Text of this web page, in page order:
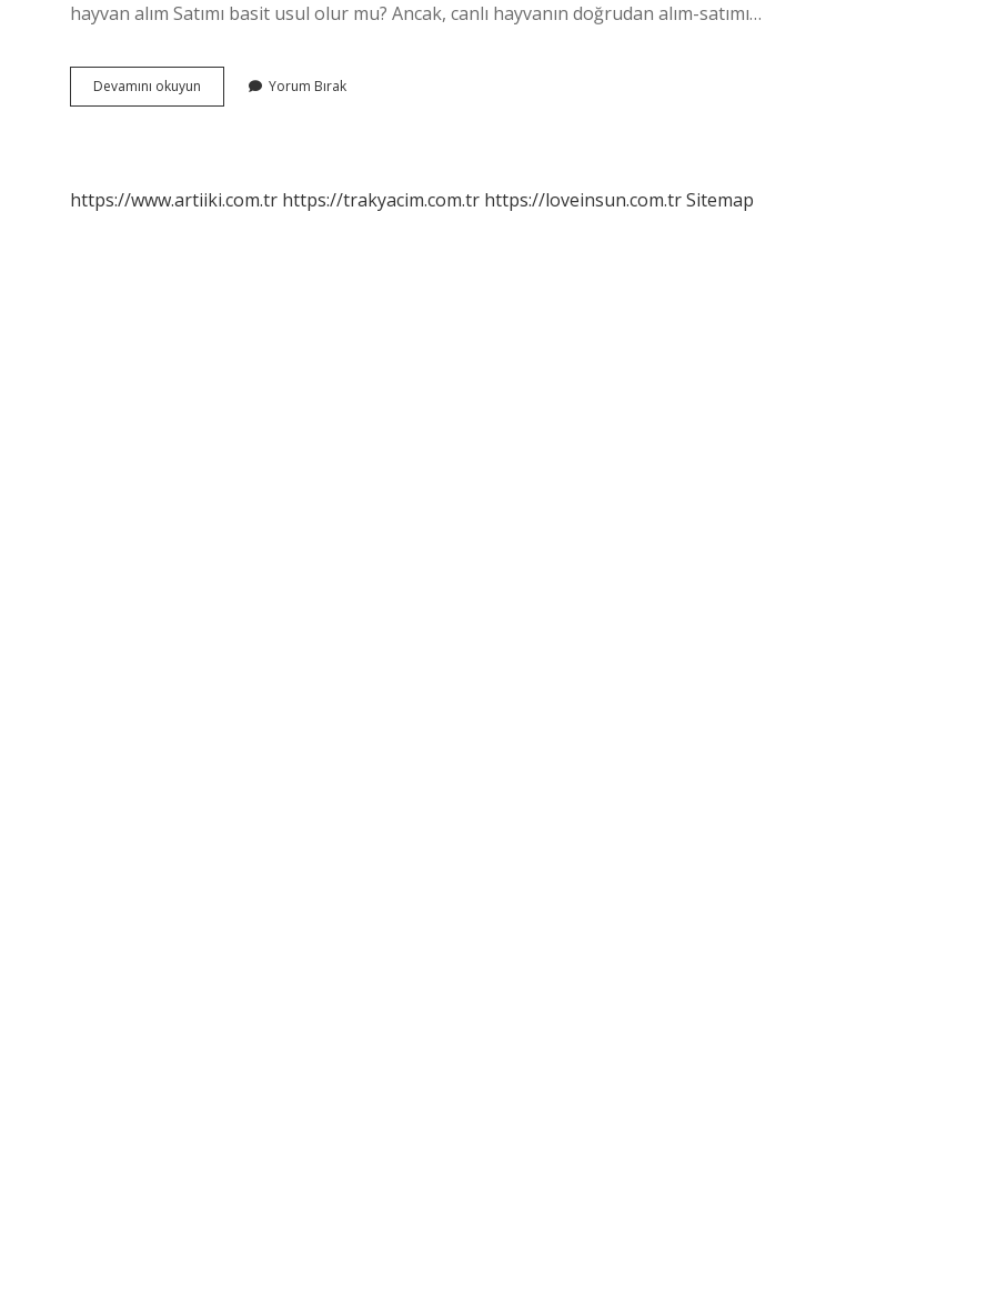
hayvan alım Satımı basit usul olur mu? Ancak, canlı hayvanın doğrudan alım-satımı…
Devamını okuyun
Alım
Yorum Bırak
https://www.artiiki.com.tr https://trakyacim.com.tr https://loveinsun.com.trSitemap